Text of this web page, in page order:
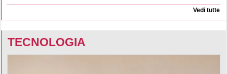
Vedi tutte
TECNOLOGIA